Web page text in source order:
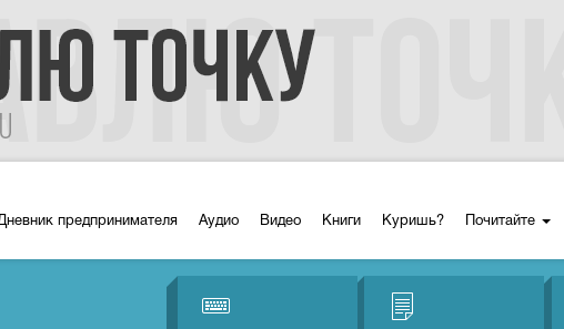
предпринимателя Аудио Видео Книги Куришь? Почитайте